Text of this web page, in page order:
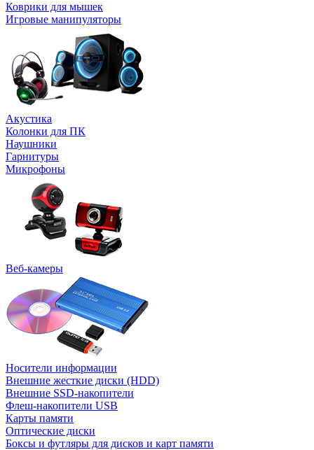
Коврики для мышек
Игровые манипуляторы
Акустика
Колонки для ПК
Наушники
Гарнитуры
Микрофоны
Веб-камеры
Носители информации
Внешние жесткие диски (HDD)
Внешние SSD-накопители
Флеш-накопители USB
Карты памяти
Оптические диски
Боксы и футляры для дисков и карт памяти